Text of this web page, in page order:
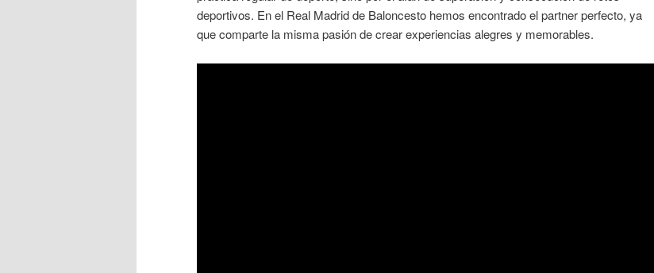
deportivos. En el Real Madrid de Baloncesto hemos encontrado el partner perfecto, ya
que comparte la misma pasión de crear experiencias alegres y memorables.